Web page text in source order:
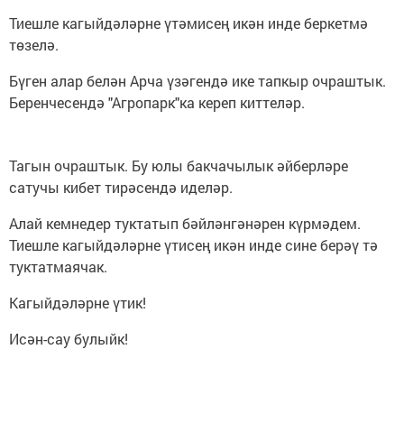
Тиешле кагыйдәләрне үтәмисең икән инде беркетмә
төзелә.
Бүген алар белән Арча үзәгендә ике тапкыр очраштык.
Беренчесендә "Агропарк"ка кереп киттеләр.
Тагын очраштык. Бу юлы бакчачылык әйберләре
сатучы кибет тирәсендә иделәр.
Алай кемнедер туктатып бәйләнгәнәрен күрмәдем.
Тиешле кагыйдәләрне үтисең икән инде сине берәү тә
туктатмаячак.
Кагыйдәләрне үтик!
Исән-сау булыйк!